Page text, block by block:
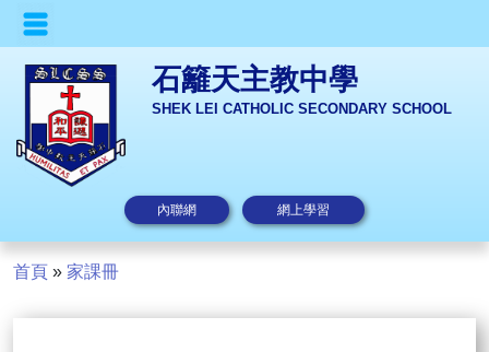
石籬天主教中學
SHEK LEI CATHOLIC SECONDARY SCHOOL
內聯網 網上學習
首頁 » 家課冊